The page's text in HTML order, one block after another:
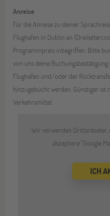
Anreise
Für die Anreise zu deiner
Flughafen in Dublin an
Programmpreis inbegriffen. Bitte
von uns deine
Flughafen und/oder der
hinzugebucht werden. Günstiger
Verkehrsmittel.
Wir verwenden
akzeptiere "Google
ICH